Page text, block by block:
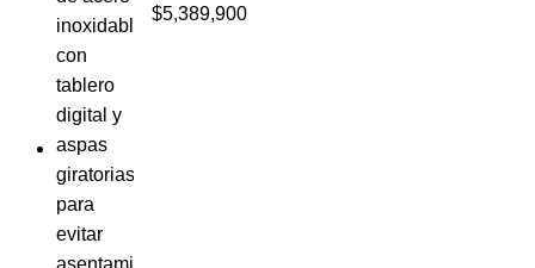
$5,389,900